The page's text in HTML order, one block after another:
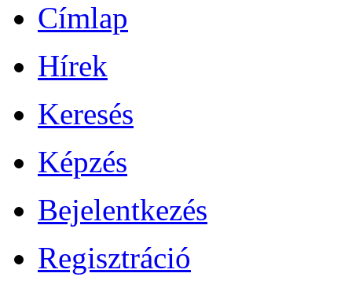
Címlap
Hírek
Keresés
Képzés
Bejelentkezés
Regisztráció